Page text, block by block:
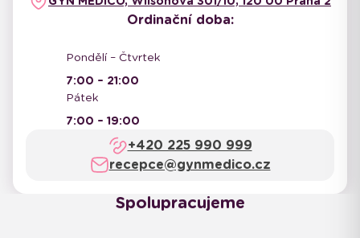
Ordinační doba:
Pondělí – Čtvrtek
7:00 – 21:00
Pátek
7:00 – 19:00
+420 225 990 999
recepce@gynmedico.cz
Spolupracujeme